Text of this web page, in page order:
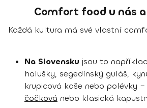
Comfort food u nás
Každá kultura má své vlastní
Na Slovensku jsou to
halušky, segedínský guláš,
krupicová kaše nebo polévky
čočková nebo klasická